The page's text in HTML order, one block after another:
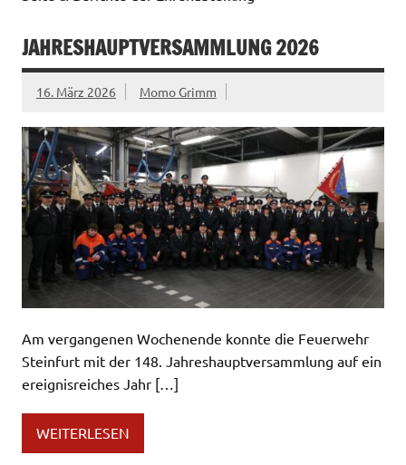
JAHRESHAUPTVERSAMMLUNG 2026
16. März 2026 Momo Grimm
Am vergangenen Wochenende konnte die Feuerwehr
Steinfurt mit der 148. Jahreshauptversammlung auf ein
ereignisreiches Jahr […]
WEITERLESEN